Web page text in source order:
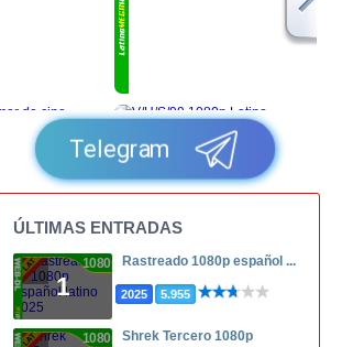
Telegram
ÚLTIMAS ENTRADAS
1
1080p Rastreado 1080p español ...
2025 5.955
1080p
Shrek Tercero 1080p